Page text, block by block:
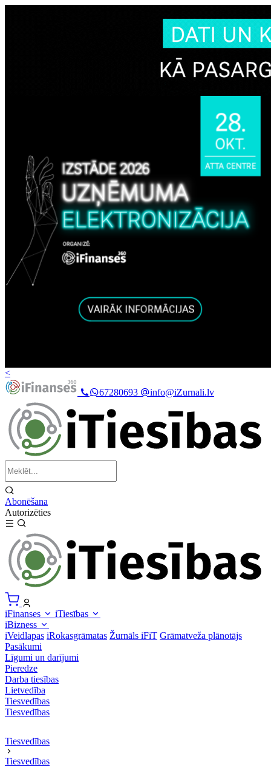
<
67280693
info@iZurnali.lv
Abonēšana
Autorizēties
iFinanses
iTiesības
iBizness
iVeidlapas iRokasgrāmatas Žurnāls iFiT Grāmatveža plānotājs
Pasākumi
Līgumi un darījumi
Pieredze
Darba tiesības
Lietvedība
Tiesvedības
Tiesvedības
Tiesvedības
Tiesvedības